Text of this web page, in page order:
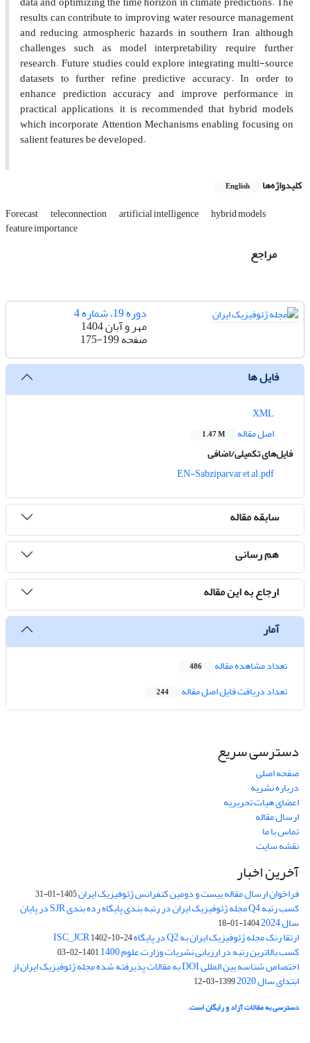
results can contribute to improving water resource management
and reducing atmospheric hazards in southern Iran, although
challenges such as model interpretability require further
research. Future studies could explore integrating multi-source
datasets to further refine predictive accuracy. In order to
enhance prediction accuracy and improve performance in
practical applications, it is recommended that hybrid models
which incorporate Attention Mechanisms enabling focusing on
salient features be developed.
کلیدواژه‌ها English
Forecast teleconnection artificial intelligence hybrid models
feature importance
مراجع
دوره 19، شماره 4
مهر و آبان 1404
صفحه175-199
فایل ها
اصل مقاله
1.47 M
فایل‌های تکمیلی/اضافی
EN-Sabziparvar et al.pdf
سابقه مقاله
هم رسانی
ارجاع به این مقاله
آمار
تعداد مشاهده مقاله 486
تعداد دریافت فایل اصل مقاله 244
دسترسی سریع
صفحه اصلی
درباره نشریه
اعضای هیات تحریریه
ارسال مقاله
تماس با ما
نقشه سایت
آخرین اخبار
فراخوان ارسال مقاله بیست و دومین کنفرانس ژئوفیزیک ایران1405-01-31
کسب رتبه Q4 مجله ژئوفیزیک ایران در رتبه بندی پایگاه رده بندی SJR در پایان
سال 2024 1404-01-18
ارتقا رنک مجله ژئوفیزیک ایران به Q2 در پایگاه ISC_JCR 1402-10-24
کسب بالاترین رتبه در ارزیابی نشریات وزارت علوم 1400 1401-02-03
اختصاص شناسه بین المللی DOI به مقالات پذیرفته شده مجله ژئوفیزیک ایران از
ابتدای سال 2020 1399-03-12
دسترسی به مقالات آزاد و رایگان است.